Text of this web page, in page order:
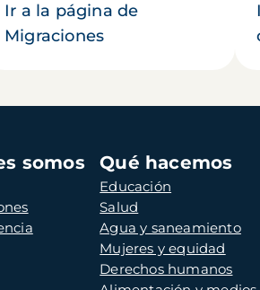
Ir a la página de
Migraciones
somos Qué hacemos
Educación
Salud
Agua y saneamiento
Mujeres y equidad
Derechos humanos